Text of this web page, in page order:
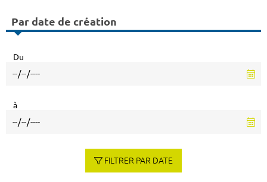
Par date de création
Du
à
FILTRER PAR DATE